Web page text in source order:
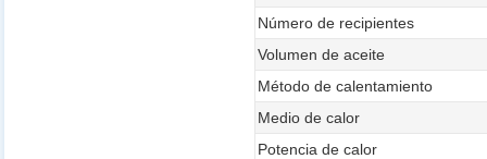
Número de recipientes
Volumen de aceite
Método de calentamiento
Medio de calor
Potencia de calor